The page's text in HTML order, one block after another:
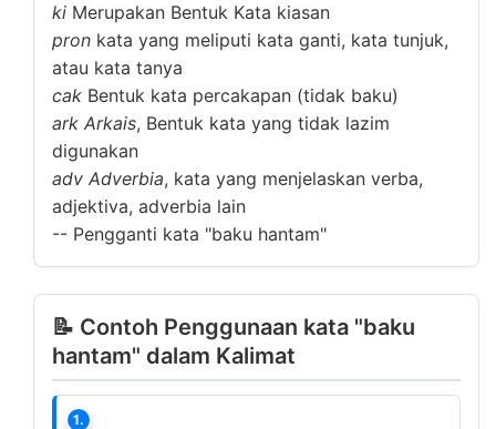
ki Merupakan Bentuk Kata kiasan
pron kata yang meliputi kata ganti, kata tunjuk,
atau kata tanya
cak Bentuk kata percakapan (tidak baku)
ark Arkais, Bentuk kata yang tidak lazim
digunakan
adv Adverbia, kata yang menjelaskan verba,
adjektiva, adverbia lain
-- Pengganti kata "baku hantam"
📝 Contoh Penggunaan kata "baku
hantam" dalam Kalimat
1.